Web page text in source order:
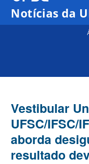
Notícias da
Vestibular
UFSC/IFSC/
aborda
resultado